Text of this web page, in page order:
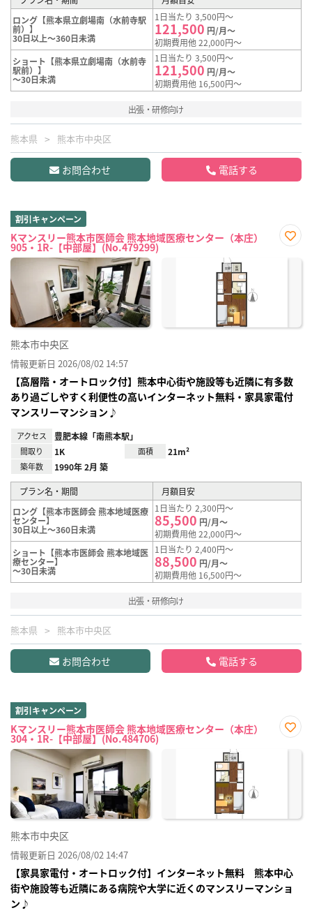
ロング【熊本県立劇場南（水前寺駅
前）】
30日以上～360日未満
1日当たり 3,500円～
121,500 円/月～
初期費用他 22,000円～
ショート【熊本県立劇場南（水前寺
駅前）】
～30日未満
1日当たり 3,500円～
121,500 円/月～
初期費用他 16,500円～
出張・研修向け
熊本県 熊本市中央区
お問合わせ 電話する
割引キャンペーン
Kマンスリー熊本市医師会 熊本地域医療センター（本庄）
905・1R-【中部屋】(No.479299)
に入
熊本市中央区
情報更新日 2026/08/02 14:57
【高層階・オートロック付】熊本中心街や施設等も近隣に有多数
あり過ごしやすく利便性の高いインターネット無料・家具家電付
マンスリーマンション♪
アクセス 豊肥本線「南熊本駅」
間取り 1K 面積 21m²
築年数 1990年 2月 築
プラン名・期間
月額目安
ロング【熊本市医師会 熊本地域医療
センター】
30日以上～360日未満
1日当たり 2,300円～
85,500 円/月～
初期費用他 22,000円～
ショート【熊本市医師会 熊本地域医
療センター】
～30日未満
1日当たり 2,400円～
88,500 円/月～
初期費用他 16,500円～
出張・研修向け
熊本県 熊本市中央区
お問合わせ 電話する
割引キャンペーン
Kマンスリー熊本市医師会 熊本地域医療センター（本庄）
304・1R-【中部屋】(No.484706)
に入
熊本市中央区
情報更新日 2026/08/02 14:47
【家具家電付・オートロック付】インターネット無料 熊本中心
街や施設等も近隣にある病院や大学に近くのマンスリーマンショ
ン♪